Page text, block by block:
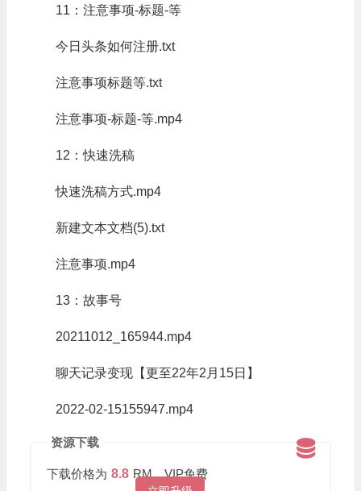
11：注意事项-标题-等
今日头条如何注册.txt
注意事项标题等.txt
注意事项-标题-等.mp4
12：快速洗稿
快速洗稿方式.mp4
新建文本文档(5).txt
注意事项.mp4
13：故事号
20211012_165944.mp4
聊天记录变现【更至22年2月15日】
2022-02-15155947.mp4
资源下载
下载价格为 8.8 RM，VIP免费